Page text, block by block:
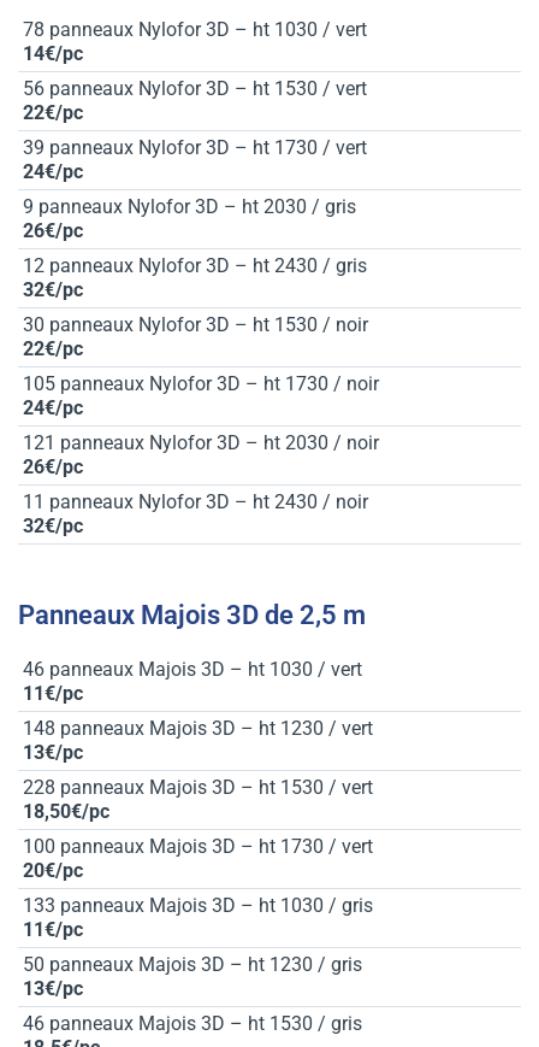
78 panneaux Nylofor 3D – ht 1030 / vert
14€/pc
56 panneaux Nylofor 3D – ht 1530 / vert
22€/pc
39 panneaux Nylofor 3D – ht 1730 / vert
24€/pc
9 panneaux Nylofor 3D – ht 2030 / gris
26€/pc
12 panneaux Nylofor 3D – ht 2430 / gris
32€/pc
30 panneaux Nylofor 3D – ht 1530 / noir
22€/pc
105 panneaux Nylofor 3D – ht 1730 / noir
24€/pc
121 panneaux Nylofor 3D – ht 2030 / noir
26€/pc
11 panneaux Nylofor 3D – ht 2430 / noir
32€/pc
Panneaux Majois 3D de 2,5 m
46 panneaux Majois 3D – ht 1030 / vert
11€/pc
148 panneaux Majois 3D – ht 1230 / vert
13€/pc
228 panneaux Majois 3D – ht 1530 / vert
18,50€/pc
100 panneaux Majois 3D – ht 1730 / vert
20€/pc
133 panneaux Majois 3D – ht 1030 / gris
11€/pc
50 panneaux Majois 3D – ht 1230 / gris
13€/pc
46 panneaux Majois 3D – ht 1530 / gris